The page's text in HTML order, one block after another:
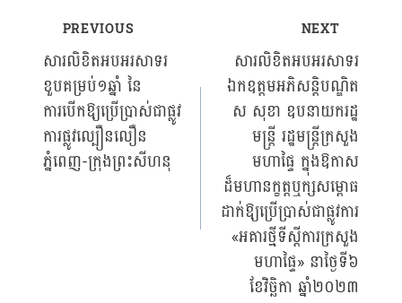
Post
navigation
PREVIOUS
សារលិខិតអបអរសាទរ
ខួបគម្រប់១ឆ្នាំ នៃ
ការបើកឱ្យប្រើប្រាស់ជាផ្លូវ
ការផ្លូវល្បឿនលឿន
ភ្នំពេញ-ក្រុងព្រះសីហនុ
NEXT
សារលិខិតអបអរសាទរ
ឯកឧត្តមអភិសន្តិបណ្ឌិត
ស សុខា ឧបនាយករដ្ឋ
មន្ត្រី រដ្ឋមន្ត្រីក្រសួង
មហាផ្ទៃ ក្នុងឱកាស
ដ៏មហានក្ខត្តឬក្សសម្ពោធ
ដាក់ឱ្យប្រើប្រាស់ជាផ្លូវការ
«អគារថ្មីទីស្តីការក្រសួង
មហាផ្ទៃ» នាថ្ងៃទី៦
ខែវិច្ឆិកា ឆ្នាំ២០២៣